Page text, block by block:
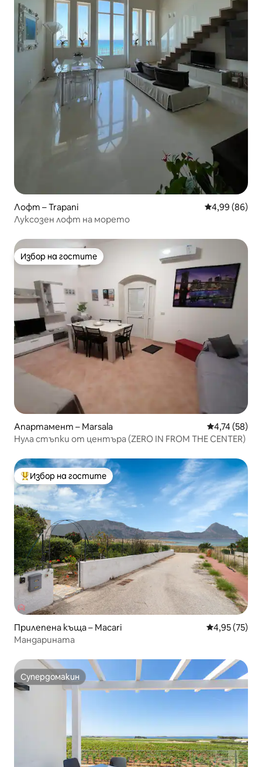
Лофт – Trapani Средна
4,99 (86)
Луксозен лофт на морето
Избор на гостите
Избор на гостите
Апартамент – Marsala Средна
4,74 (58)
Нула стъпки от центъра (ZERO IN FROM THE CENTER)
Най-популярен избор на гостите
Избор на гостите
Прилепена къща – Macari Средна
4,95 (75)
Мандарината
Супердомакин
Супердомакин